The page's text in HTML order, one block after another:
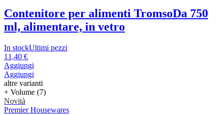
Contenitore per alimenti TromsoDa 750
ml, alimentare, in vetro
In stockUltimi pezzi
11,40 €
Aggiungi
Aggiungi
altre varianti
+ Volume (7)
Novità
Premier Housewares